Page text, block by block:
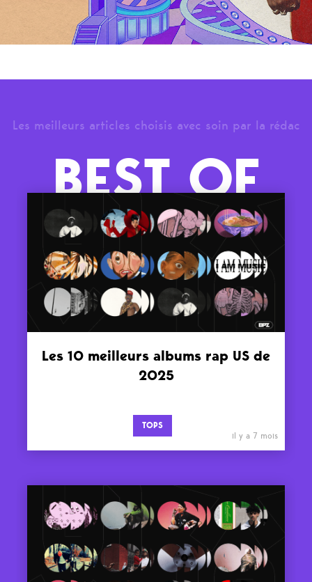
Les meilleurs articles choisis avec soin par la rédac
BEST OF
Les 10 meilleurs albums rap US de
2025
TOPS
il y a 7 mois